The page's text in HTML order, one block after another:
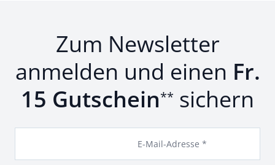
Zum Newsletter
anmelden und einen Fr.
15 Gutschein** sichern
E-Mail-Adresse *